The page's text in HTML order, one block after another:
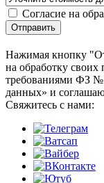
Согласие на
Отправить
Нажимая кнопку
на обработку своих
требованиями ФЗ №
данных» и
Cвяжитесь с нами: